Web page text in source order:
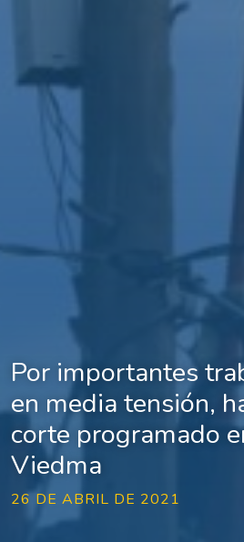
Por importantes
en media tensión,
corte programado
Viedma
26 DE ABRIL DE 2021